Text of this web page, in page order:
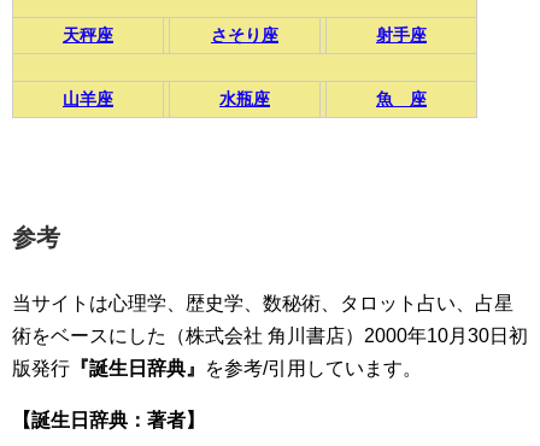
天秤座 さそり座 射手座
山羊座 水瓶座 魚 座
参考
当サイトは心理学、歴史学、数秘術、タロット占い、占星
術をベースにした（株式会社 角川書店）2000年10月30日初
版発行 『誕生日辞典』 を参考/引用しています。
【誕生日辞典：著者】